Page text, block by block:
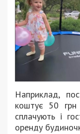
Наприклад,
коштує 50
сплачують і
оренду